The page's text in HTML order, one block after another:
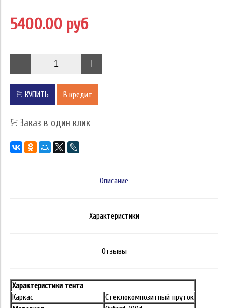
5400.00 руб
КУПИТЬ В кредит
Заказ в один клик
Описание
Характеристики
Отзывы
Характеристики тента
Каркас
Стеклокомпозитный пруток